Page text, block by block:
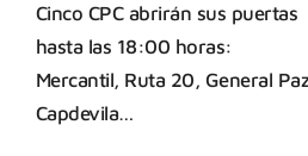
Cinco CPC abrirán sus puertas
hasta las 18:00 horas:
Mercantil, Ruta 20, General
Capdevila…